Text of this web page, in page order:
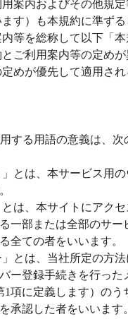
案内およびその他規
す）も本規約に準ず
等を総称して以下「
ご利用案内等の定め
めが優先して適用され
する用語の意義は、次
」とは、本サービス用
とは、本サイトにアク
一部または全部のサー
全ての者をいいます。
」とは、当社所定の方
ー登録手続きを行った
1項に定義します）のう
承認した者をいいます。